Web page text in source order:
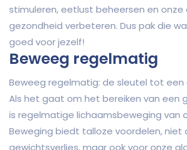
stimuleren, eetlust beheersen en onze
gezondheid verbeteren. Dus pak die
goed voor jezelf!
Beweeg regelmatig
Beweeg regelmatig: de sleutel tot
Als het gaat om het bereiken van een
is regelmatige lichaamsbeweging van
Beweging biedt talloze voordelen, niet
gewichtsverlies, maar ook voor onze